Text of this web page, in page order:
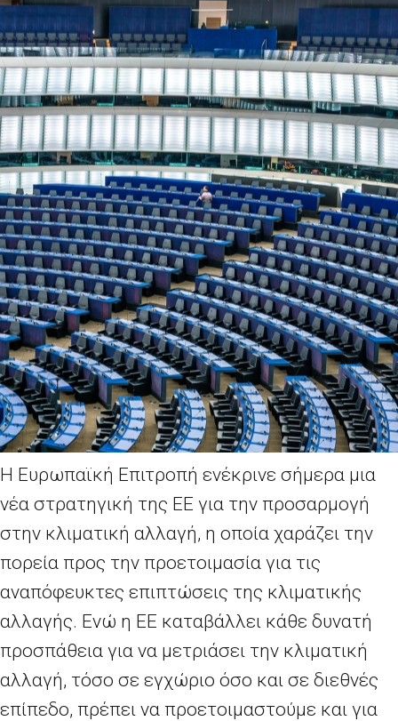
Η Ευρωπαϊκή Επιτροπή ενέκρινε σήμερα μια
νέα στρατηγική της ΕΕ για την προσαρμογή
στην κλιματική αλλαγή, η οποία χαράζει την
πορεία προς την προετοιμασία για τις
αναπόφευκτες επιπτώσεις της κλιματικής
αλλαγής. Ενώ η ΕΕ καταβάλλει κάθε δυνατή
προσπάθεια για να μετριάσει την κλιματική
αλλαγή, τόσο σε εγχώριο όσο και σε διεθνές
επίπεδο, πρέπει να προετοιμαστούμε και για